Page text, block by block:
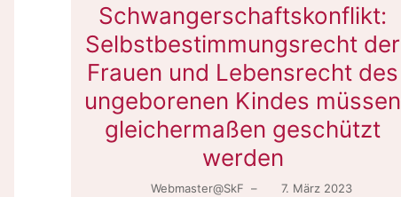
Schwangerschaftskonflikt:
Selbstbestimmungsrecht der
Frauen und Lebensrecht des
ungeborenen Kindes müssen
gleichermaßen geschützt
werden
Webmaster@SkF – 7. März 2023